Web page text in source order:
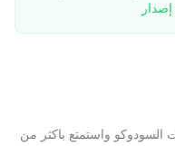
السودوكو واستمتع باكثر من